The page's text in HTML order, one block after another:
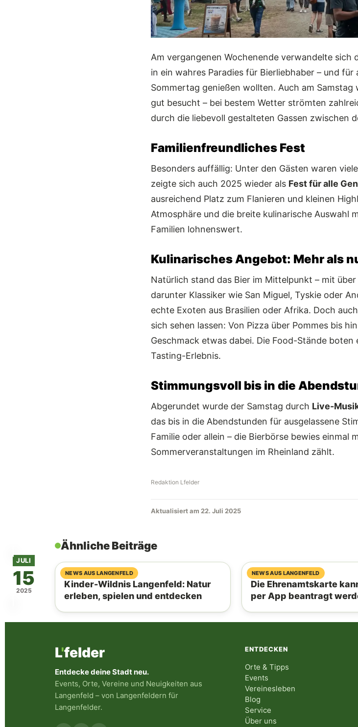
JULI
15
2025
Am vergangenen Wochenende verwandelte sich
in ein wahres Paradies für Bierliebhaber – und
Sommertag genießen wollten. Auch am Samstag
gut besucht – bei bestem Wetter strömten
durch die liebevoll gestalteten Gassen zwischen
Familienfreundliches Fest
Besonders auffällig: Unter den Gästen waren
zeigte sich auch 2025 wieder als Fest für alle
ausreichend Platz zum Flanieren und kleinen
Atmosphäre und die breite kulinarische Auswahl
Familien lohnenswert.
Kulinarisches Angebot: Mehr als
Natürlich stand das Bier im Mittelpunkt – mit über
darunter Klassiker wie San Miguel, Tyskie oder
echte Exoten aus Brasilien oder Afrika. Doch
sich sehen lassen: Von Pizza über Pommes bis
Geschmack etwas dabei. Die Food-Stände
Tasting-Erlebnis.
Stimmungsvoll bis in die
Abgerundet wurde der Samstag durch Live-
das bis in die Abendstunden für ausgelassene
Familie oder allein – die Bierbörse bewies einmal
Sommerveranstaltungen im Rheinland zählt.
Redaktion Lfelder
Aktualisiert am 22. Juli 2025
Ähnliche Beiträge
NEWS AUS LANGENFELD
09. August 2026
Kinder-Wildnis Langenfeld: Natur
erleben, spielen und entdecken
NEWS AUS LANGENFELD
07. August 2026
Die Ehrenamtskarte
per App beantragt
L'felder
Entdecke deine Stadt neu.
Events, Orte, Vereine und Neuigkeiten aus
Langenfeld – von Langenfeldern für
Langenfelder.
ENTDECKEN
Orte & Tipps
Events
Vereinesleben
Blog
Service
Über uns